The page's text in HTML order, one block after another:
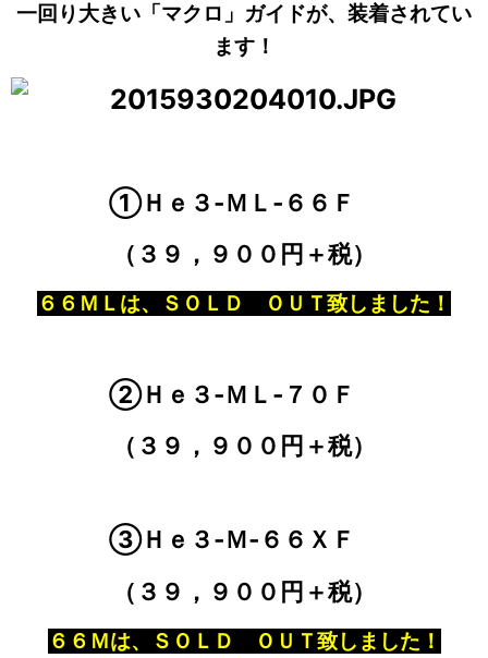
一回り大きい「マクロ」ガイドが、装着されてい
ます！
①Ｈｅ３‐ＭＬ‐６６Ｆ
（３９，９００円＋税）
６６ＭＬは、ＳＯＬＤ ＯＵＴ致しました！
②Ｈｅ３‐ＭＬ‐７０Ｆ
（３９，９００円＋税）
③Ｈｅ３‐Ｍ‐６６ＸＦ
（３９，９００円＋税）
６６Ｍは、ＳＯＬＤ ＯＵＴ致しました！